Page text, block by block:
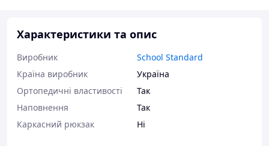
Характеристики та опис
Виробник
School Standard
Країна виробник
Україна
Ортопедичні властивості
Так
Наповнення
Так
Каркасний рюкзак
Ні